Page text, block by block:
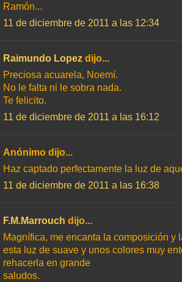
Ramón...
11 de diciembre de 2011 a las 12:34
Raimundo Lopez dijo...
Preciosa acuarela, Noemí.
No le falta ni le sobra nada.
Te felicito.
11 de diciembre de 2011 a las 16:12
Anónimo dijo...
Haz captado perfectamente la luz de
11 de diciembre de 2011 a las 16:38
F.M.Marrouch dijo...
Magnífica, me encanta la composición y
esta luz de suave y unos colores muy
rehacerla en grande
saludos.